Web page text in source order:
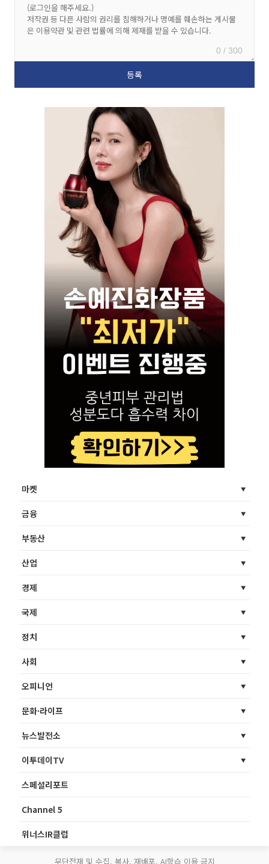
0 / 300
마켓
금융
부동산
산업
경제
국제
정치
사회
오피니언
문화·라이프
뉴스발전소
이투데이TV
스페셜리포트
Channel 5
위너스IR클럽
무단전재 및 수집, 복사, 재배포, AI학습 이용 금지